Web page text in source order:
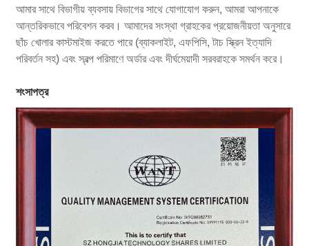
আমার সাথে বিভাগীয় ব্যবসায় বিভাগের সাথে যোগাযোগ করুন, আমরা আপনাকে
আন্তরিকভাবে পরিবেশন করব। আমাদের সংস্থা গ্রাহকের প্রয়োজনীয়তা অনুসারে
ছাঁচ খোলার কাস্টমাইজ করতে পারে (ব্যাকলাইট, এফপিসি, টাচ স্ক্রিন ইত্যাদি
পরিবর্তন সহ) এবং স্বল্প পরিমাণে অর্ডার এবং দীর্ঘমেয়াদী সরবরাহকে সমর্থন করে।
শংসাপত্র